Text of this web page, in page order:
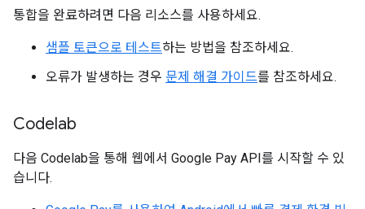
통합을 완료하려면 다음 리소스를 사용하세요.
샘플 토큰으로 테스트하는 방법을 참조하세요.
오류가 발생하는 경우 문제 해결 가이드를 참조하세요.
Codelab
다음 Codelab을 통해 웹에서 Google Pay API를 시작할 수 있
습니다.